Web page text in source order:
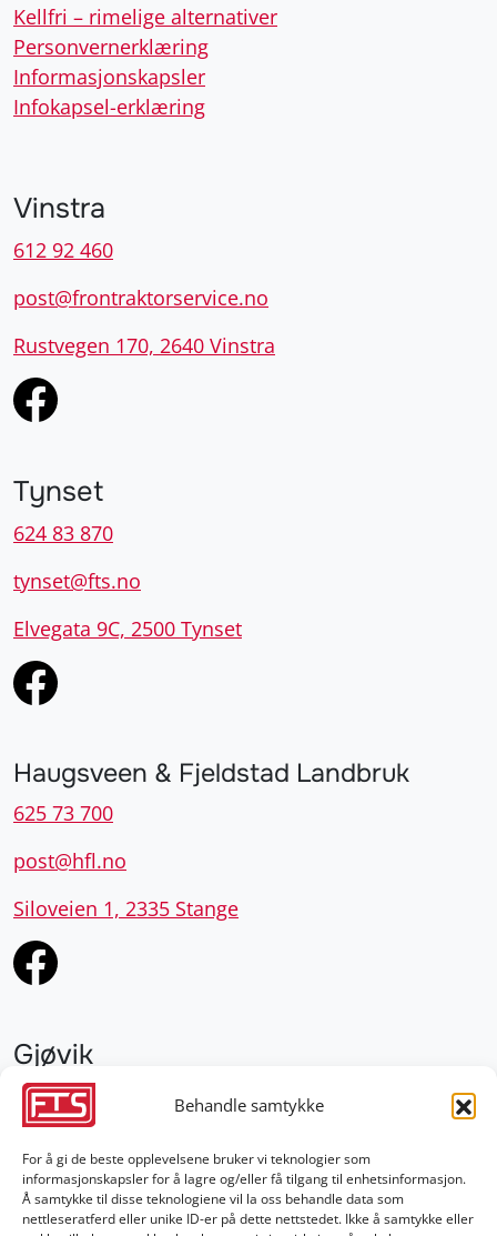
Behandle samtykke
For å gi de beste opplevelsene bruker vi teknologier som
informasjonskapsler for å lagre og/eller få tilgang til enhetsinformasjon.
Å samtykke til disse teknologiene vil la oss behandle data som
nettleseratferd eller unike ID-er på dette nettstedet. Ikke å samtykke eller
Kellfri – rimelige alternativer
Personvernerklæring
Informasjonskapsler
Infokapsel-erklæring
Vinstra
612 92 460
post@frontraktorservice.no
Rustvegen 170, 2640 Vinstra
Tynset
624 83 870
tynset@fts.no
Elvegata 9C, 2500 Tynset
Haugsveen & Fjeldstad Landbruk
625 73 700
post@hfl.no
Siloveien 1, 2335 Stange
Gjøvik
952 28 000
Damvegen 4, 2827 Hunndalen